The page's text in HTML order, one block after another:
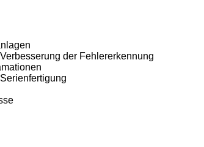
der Fehlererkennung